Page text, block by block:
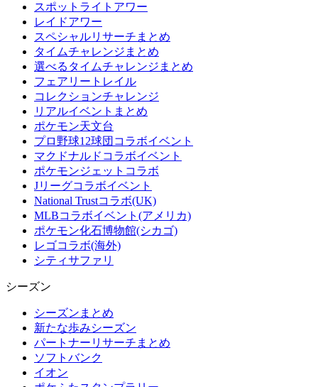
スポットライトアワー
レイドアワー
スペシャルリサーチまとめ
タイムチャレンジまとめ
選べるタイムチャレンジまとめ
フェアリートレイル
コレクションチャレンジ
リアルイベントまとめ
ポケモン天文台
プロ野球12球団コラボイベント
マクドナルドコラボイベント
ポケモンジェットコラボ
Jリーグコラボイベント
National Trustコラボ(UK)
MLBコラボイベント(アメリカ)
ポケモン化石博物館(シカゴ)
レゴコラボ(海外)
シティサファリ
シーズン
シーズンまとめ
新たな歩みシーズン
パートナーリサーチまとめ
ソフトバンク
イオン